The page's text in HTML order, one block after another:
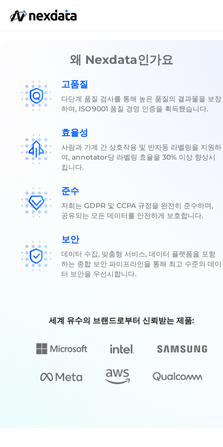
왜 Nexdata인가요
고품질
다단계 품질 검사를 통해 높은 품질의 결과물을 보장
하며, ISO 9001 품질 경영 인증을 획득했습니다.
효율성
사람과 기계 간 상호작용 및 반자동 라벨링을 지원하
여, annotator당 라벨링 효율을 30% 이상 향상시
킵니다.
준수
저희는 GDPR 및 CCPA 규정을 완전히 준수하며,
공유되는 모든 데이터를 안전하게 보호합니다.
보안
데이터 수집, 맞춤형 서비스, 데이터 플랫폼을 포함
하는 종합 보안 파이프라인을 통해 최고 수준의 데이
터 보안을 우선시합니다.
세계 유수의 브랜드로부터 신뢰받는 제품: